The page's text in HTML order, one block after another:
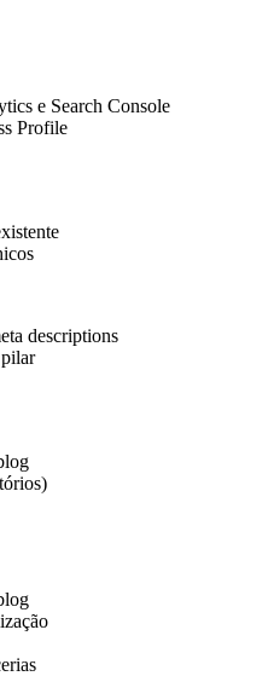
e Search Console
Profile
descriptions